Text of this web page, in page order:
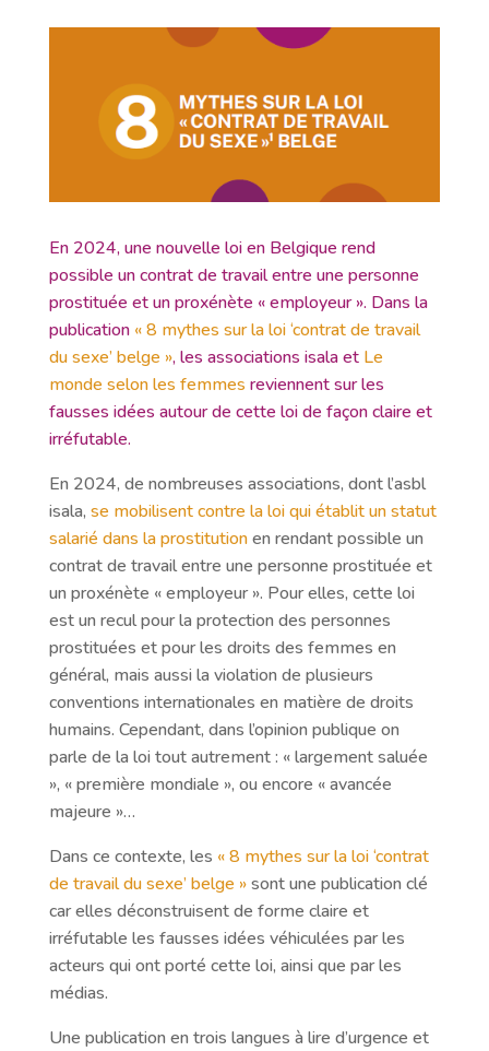
En 2024, une nouvelle loi en Belgique rend
possible un contrat de travail entre une personne
prostituée et un proxénète « employeur ». Dans la
publication « 8 mythes sur la loi ‘contrat de travail
du sexe’ belge », les associations isala et Le
monde selon les femmes reviennent sur les
fausses idées autour de cette loi de façon claire et
irréfutable.
En 2024, de nombreuses associations, dont l’asbl
isala, se mobilisent contre la loi qui établit un statut
salarié dans la prostitutionen rendant possible un
contrat de travail entre une personne prostituée et
un proxénète « employeur ». Pour elles, cette loi
est un recul pour la protection des personnes
prostituées et pour les droits des femmes en
général, mais aussi la violation de plusieurs
conventions internationales en matière de droits
humains. Cependant, dans l’opinion publique on
parle de la loi tout autrement : « largement saluée
», « première mondiale », ou encore « avancée
majeure »…
Dans ce contexte, les « 8 mythes sur la loi ‘contrat
de travail du sexe’ belge »sont une publication clé
car elles déconstruisent de forme claire et
irréfutable les fausses idées véhiculées par les
acteurs qui ont porté cette loi, ainsi que par les
médias.
Une publication en trois langues à lire d’urgence et